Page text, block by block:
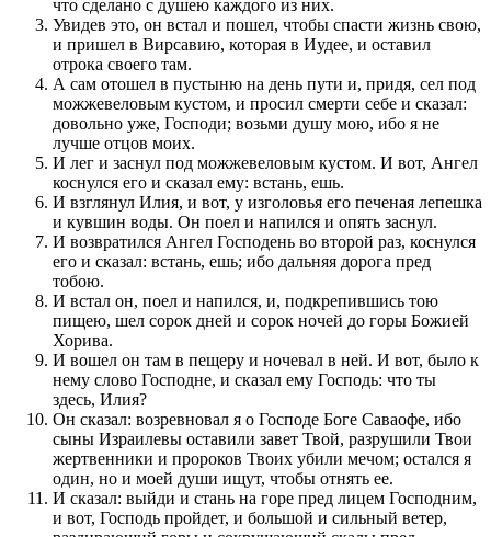
что сделано с душею каждого из них.
Увидев это, он встал и пошел, чтобы спасти жизнь свою,
и пришел в Вирсавию, которая в Иудее, и оставил
отрока своего там.
А сам отошел в пустыню на день пути и, придя, сел под
можжевеловым кустом, и просил смерти себе и сказал:
довольно уже, Господи; возьми душу мою, ибо я не
лучше отцов моих.
И лег и заснул под можжевеловым кустом. И вот, Ангел
коснулся его и сказал ему: встань, ешь.
И взглянул Илия, и вот, у изголовья его печеная лепешка
и кувшин воды. Он поел и напился и опять заснул.
И возвратился Ангел Господень во второй раз, коснулся
его и сказал: встань, ешь; ибо дальняя дорога пред
тобою.
И встал он, поел и напился, и, подкрепившись тою
пищею, шел сорок дней и сорок ночей до горы Божией
Хорива.
И вошел он там в пещеру и ночевал в ней. И вот, было к
нему слово Господне, и сказал ему Господь: что ты
здесь, Илия?
Он сказал: возревновал я о Господе Боге Саваофе, ибо
сыны Израилевы оставили завет Твой, разрушили Твои
жертвенники и пророков Твоих убили мечом; остался я
один, но и моей души ищут, чтобы отнять ее.
И сказал: выйди и стань на горе пред лицем Господним,
и вот, Господь пройдет, и большой и сильный ветер,